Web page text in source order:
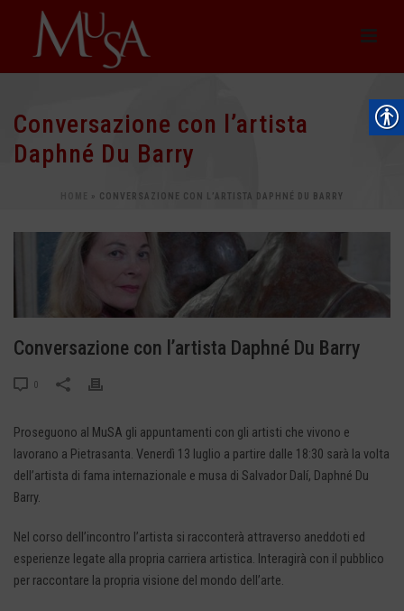
Conversazione con l’artista
Daphné Du Barry
» CONVERSAZIONE CON L’ARTISTA DAPHNÉ DU BARRY
Conversazione con l’artista Daphné Du Barry
0
Proseguono al MuSA gli appuntamenti con gli artisti che vivono e
lavorano a Pietrasanta. Venerdì 13 luglio a partire dalle 18:30 sarà la volta
dell’artista di fama internazionale e musa di Salvador Dalí, Daphné Du
Barry.
Nel corso dell’incontro l’artista si racconterà attraverso aneddoti ed
esperienze legate alla propria carriera artistica. Interagirà con il pubblico
per raccontare la propria visione del mondo dell’arte.